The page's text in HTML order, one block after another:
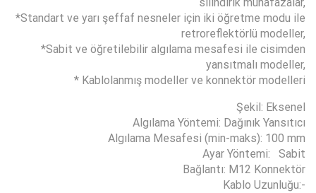
*Standart ve yarı şeffaf nesneler için iki öğretme modu ile
retroreflektörlü modeller,
*Sabit ve öğretilebilir algılama mesafesi ile cisimden
yansıtmalı modeller,
* Kablolanmış modeller ve konnektör modelleri
Şekil: Eksenel
Algılama Yöntemi: Dağınık Yansıtıcı
Algılama Mesafesi (min-maks): 100 mm
Ayar Yöntemi: Sabit
Bağlantı: M12 Konnektör
Kablo Uzunluğu:-